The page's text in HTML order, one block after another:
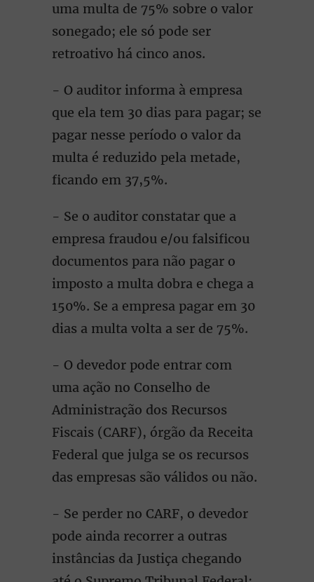
uma multa de 75% sobre o valor
sonegado; ele só pode ser
retroativo há cinco anos.
- O auditor informa à empresa
que ela tem 30 dias para pagar; se
pagar nesse período o valor da
multa é reduzido pela metade,
ficando em 37,5%.
- Se o auditor constatar que a
empresa fraudou e/ou falsificou
documentos para não pagar o
imposto a multa dobra e chega a
150%. Se a empresa pagar em 30
dias a multa volta a ser de 75%.
- O devedor pode entrar com
uma ação no Conselho de
Administração dos Recursos
Fiscais (CARF), órgão da Receita
Federal que julga se os recursos
das empresas são válidos ou não.
- Se perder no CARF, o devedor
pode ainda recorrer a outras
instâncias da Justiça chegando